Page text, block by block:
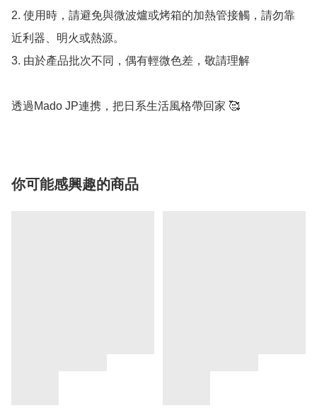
2. 使用時，請避免與微波爐或烤箱的加熱管接觸，請勿靠
近利器、明火或熱源。
3. 由於產品批次不同，偶有輕微色差，敬請理解
透過Mado JP連携，把日系生活風格帶回家 🥰
你可能感興趣的商品